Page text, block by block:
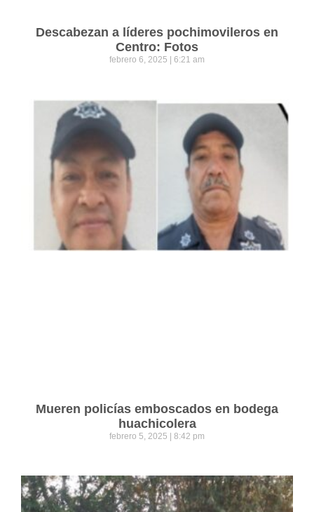
Descabezan a líderes pochimovileros en
Centro: Fotos
febrero 6, 2025 6:21 am
Mueren policías emboscados en bodega
huachicolera
febrero 5, 2025 8:42 pm